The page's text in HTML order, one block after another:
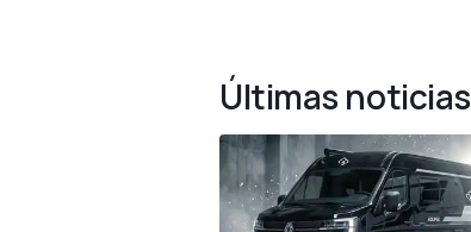
Últimas noticias